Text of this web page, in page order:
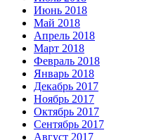
Июнь 2018
Май 2018
Апрель 2018
Март 2018
Февраль 2018
Январь 2018
Декабрь 2017
Ноябрь 2017
Октябрь 2017
Сентябрь 2017
Август 2017